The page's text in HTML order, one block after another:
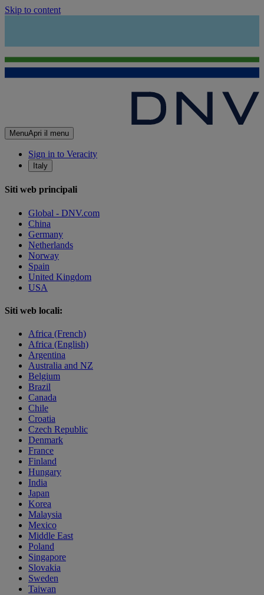
Skip to content
MenuApri il menu
Sign in to Veracity
Italy
Siti web principali
Global - DNV.com
China
Germany
Netherlands
Norway
Spain
United Kingdom
USA
Siti web locali:
Africa (French)
Africa (English)
Argentina
Australia and NZ
Belgium
Brazil
Canada
Chile
Croatia
Czech Republic
Denmark
France
Finland
Hungary
India
Japan
Korea
Malaysia
Mexico
Middle East
Poland
Singapore
Slovakia
Sweden
Taiwan